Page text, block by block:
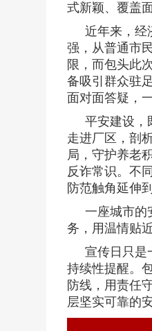
式新颖、覆盖
近年来，经
强，从普通市
限，而包头此
备吸引群众驻
面对面答疑，
平安建设，
走进厂区，剖
局，守护养老
反诈常识。不
防范触角延伸
一座城市的
务，用温情贴
宣传日只是
持续性提醒。
防线，用责任
层坚实可靠的